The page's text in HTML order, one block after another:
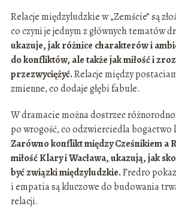
Relacje międzyludzkie w „Zemście” są
co czyni je jednym z głównych tematów
ukazuje, jak różnice charakterów i
do konfliktów, ale także jak miłość i
przezwyciężyć.Relacje między
zmienne, co dodaje głębi fabule.
W dramacie można dostrzec
po wrogość, co odzwierciedla bogactwo
Zarówno konflikt między Cześnikiem a
miłość Klary i Wacława, ukazują, jak
być związki międzyludzkie.Fredro
i empatia są kluczowe do budowania
relacji.